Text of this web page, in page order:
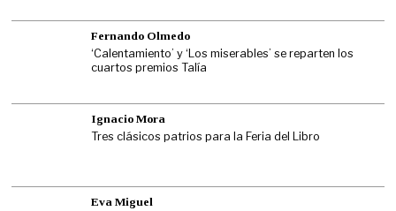
Fernando Olmedo
‘Calentamiento’ y ‘Los miserables’ se reparten los
cuartos premios Talía
Ignacio Mora
Tres clásicos patrios para la Feria del Libro
Eva Miguel